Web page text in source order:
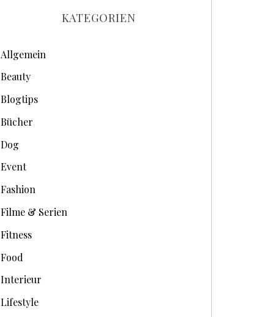
e
KATEGORIEN
Allgemein
Beauty
Blogtips
Bücher
Dog
Event
Fashion
Filme & Serien
Fitness
Food
Interieur
Lifestyle